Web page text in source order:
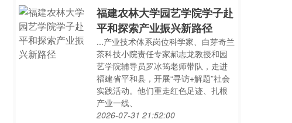
福建农林大学园艺学院学子赴
平和探索产业振兴新路径
...产业技术体系岗位科学家、白芽奇兰
茶科技小院责任专家郝志龙教授和园
艺学院辅导员罗冰筠老师带队，走进
福建省平和县，开展“寻访+解题”社会
实践活动。他们重走红色足迹、扎根
产业一线、
2026-07-31 21:52:00